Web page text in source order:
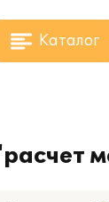
Каталог